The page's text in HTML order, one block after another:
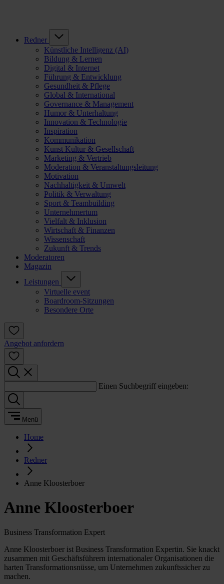
Redner
Künstliche Intelligenz (AI)
Bildung & Lernen
Digital & Internet
Führung & Entwicklung
Gesundheit & Pflege
Global & International
Governance & Management
Humor & Unterhaltung
Innovation & Technologie
Inspiration
Kommunikation
Kunst Kultur & Gesellschaft
Marketing & Vertrieb
Moderation & Veranstaltungsleitung
Motivation
Nachhaltigkeit & Umwelt
Politik & Verwaltung
Sport & Teambuilding
Unternehmertum
Vielfalt & Inklusion
Wirtschaft & Finanzen
Wissenschaft
Zukunft & Trends
Moderatoren
Magazin
Leistungen
Virtuelle event
Boardroom-Sitzungen
Besondere Orte
Angebot anfordern
Einen Suchbegriff eingeben:
Menü
Home
Redner
Anne Kloosterboer
Anne Kloosterboer
Business Transformation Expert
Anne Kloosterboer ist Business Transformation Expertin. Sie knackt
zusammen mit Geschäftsführern internationaler Organisationen die
harten Transformationsnüsse, um Unternehmen zukunftssicher zu
machen.